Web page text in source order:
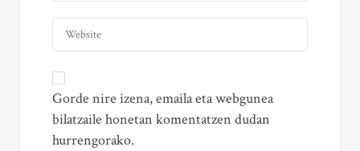
Gorde nire izena, emaila eta webgunea
bilatzaile honetan komentatzen dudan
hurrengorako.